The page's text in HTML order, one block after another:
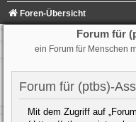
Foren-Übersicht
Forum für
ein Forum für Menschen
Forum für (ptbs)-
Mit dem Zugriff auf